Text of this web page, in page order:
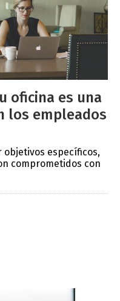
oficina es una
los empleados
objetivos específicos,
comprometidos con